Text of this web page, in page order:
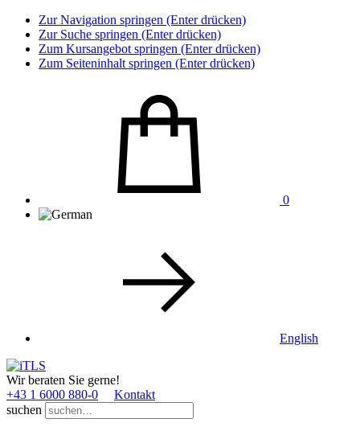
Zur Navigation springen (Enter drücken)
Zur Suche springen (Enter drücken)
Zum Kursangebot springen (Enter drücken)
Zum Seiteninhalt springen (Enter drücken)
0
English
Wir beraten Sie gerne!
+43 1 6000 880­-0
Kontakt
suchen